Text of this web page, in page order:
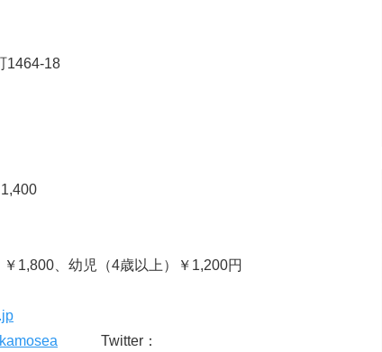
1464-18
1,800、幼児（4歳以上）￥1,200円
Twitter：